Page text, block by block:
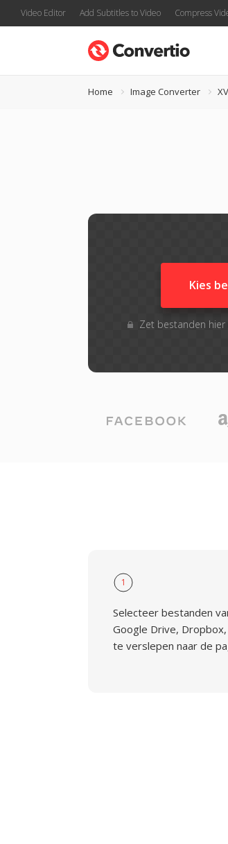
Video Editor Add Subtitles to Video Compress
Home Image Converter
Kies
Zet bestanden
1
Selecteer bestanden
Google Drive,
te verslepen naar de